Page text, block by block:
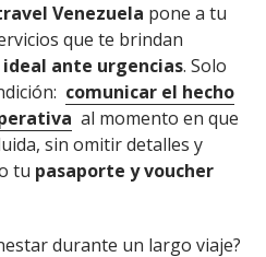
Venezuela pone a tu
que te brindan
ante urgencias. Solo
comunicar el hecho
al momento en que
sin omitir detalles y
tu pasaporte y voucher
durante un largo viaje?